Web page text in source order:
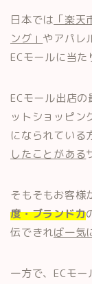
日本では 「楽天
ング」 やアパレ
ECモールに当た
ECモール出店の
ットショッピン
になられている
したことがある
そもそもお客様
度・ブランド力
伝できれば一気
一方で、ECモ